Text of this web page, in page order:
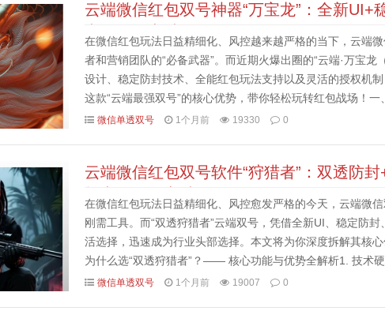
云端微信红包双号神器“万宝龙”：全新UI+
卡激活码商城
在微信红包玩法日益精细化、风控越来越严格的当下，云端
者和营销团队的“必备武器”。而近期火爆出圈的“云端·万宝龙
设计、稳定防封技术、全能红包玩法支持以及灵活的授权机
这款“云端最强双号”的核心优势，带你轻松玩转红包战场！
深度拆解1. 视觉与体验双重升级：全新UI，稳定防封...
微信单透双号 1个月前 19330 0
云端微信红包双号软件“狩猎者”：双透防
拍卡激活码商城
在微信红包玩法日益精细化、风控愈发严格的今天，云端微
刚需工具。而“双透狩猎者”云端双号，凭借全新UI、稳定防
活选择，迅速成为行业头部选择。本文将为你深度拆解其核
为什么选“双透狩猎者”？—— 核心功能与优势全解析1. 技术
技术（云端最强双号）：支持“云端+本地”双通道运行，彻...
微信单透双号 1个月前 19007 0